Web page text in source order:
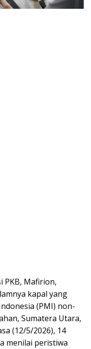
PKB, Mafirion,
kapal yang
(PMI) non-
Sumatera Utara,
(12/5/2026), 14
menilai peristiwa